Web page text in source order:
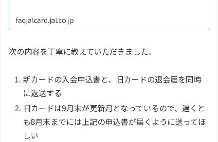
faqjalcard.jal.co.jp
次の内容を丁寧に教えていただきました。
新カードの入会申込書と、旧カードの退会届を同時
に返送する
旧カードは9月末が更新月となっているので、遅くと
も8月末までには上記の申込書が届くように送ってほ
しい